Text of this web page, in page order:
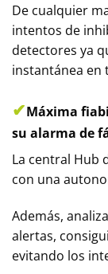
De cualquier
intentos de
detectores ya
instantánea en
✔Máxima
su alarma de
La central Hub
con una
Además,
alertas,
evitando los